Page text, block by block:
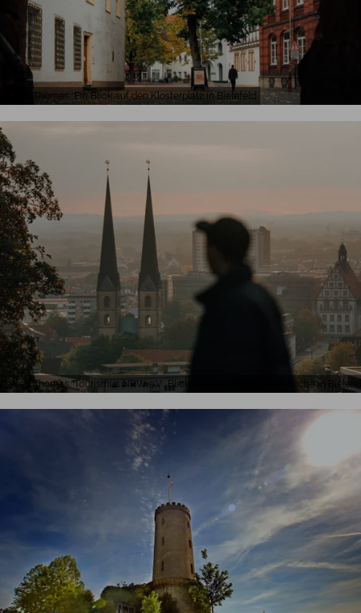
Leo Thomas, Ein Blick auf den Klosterplatz in Bielefeld
Leo Thomas, Tourismus NRW e.V., Blick auf Türme der Marienkirche in